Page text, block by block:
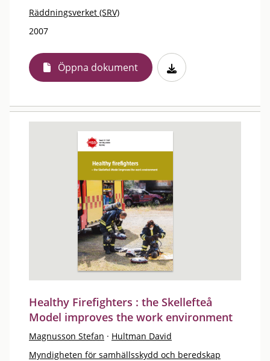
Räddningsverket (SRV)
2007
Öppna dokument
Healthy Firefighters : the Skellefteå
Model improves the work environment
Magnusson Stefan · Hultman David
Myndigheten för samhällsskydd och beredskap